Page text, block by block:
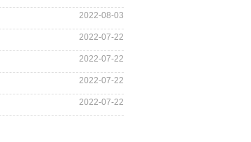
2022-08-03
2022-07-22
2022-07-22
2022-07-22
2022-07-22